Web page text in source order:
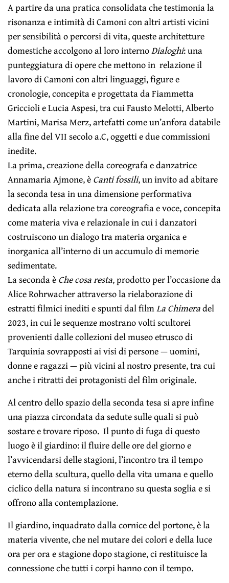
A partire da una pratica consolidata che testimonia la
risonanza e intimità di Camoni con altri artisti vicini
per sensibilità o percorsi di vita, queste architetture
domestiche accolgono al loro internoDialoghi: una
punteggiatura di opere che mettono in relazione il
lavoro di Camoni con altri linguaggi, figure e
cronologie, concepita e progettata da Fiammetta
Griccioli e Lucia Aspesi, tra cui Fausto Melotti, Alberto
Martini, Marisa Merz, artefatti come un’anfora databile
alla fine del VII secolo a.C, oggetti e due commissioni
inedite.
La prima, creazione della coreografa e danzatrice
Annamaria Ajmone, èCanti fossili, un invito ad abitare
la seconda tesa in una dimensione performativa
dedicata alla relazione tra coreografia e voce, concepita
come materia viva e relazionale in cui i danzatori
costruiscono un dialogo tra materia organica e
inorganica all’interno di un accumulo di memorie
sedimentate.
La seconda èChe cosa resta, prodotto per l’occasione da
Alice Rohrwacher attraverso la rielaborazione di
estratti filmici inediti e spunti dal filmLa Chimeradel
2023, in cui le sequenze mostrano volti scultorei
provenienti dalle collezioni del museo etrusco di
Tarquinia sovrapposti ai visi di persone — uomini,
donne e ragazzi — più vicini al nostro presente, tra cui
anche i ritratti dei protagonisti del film originale.
Al centro dello spazio della seconda tesa si apre infine
una piazza circondata da sedute sulle quali si può
sostare e trovare riposo. Il punto di fuga di questo
luogo è il giardino: il fluire delle ore del giorno e
l’avvicendarsi delle stagioni, l’incontro tra il tempo
eterno della scultura, quello della vita umana e quello
ciclico della natura si incontrano su questa soglia e si
offrono alla contemplazione.
Il giardino, inquadrato dalla cornice del portone, è la
materia vivente, che nel mutare dei colori e della luce
ora per ora e stagione dopo stagione, ci restituisce la
connessione che tutti i corpi hanno con il tempo.